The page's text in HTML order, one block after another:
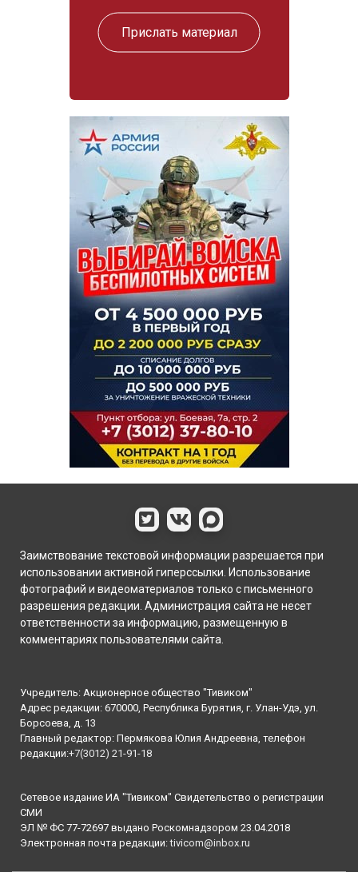
Прислать материал
Заимствование текстовой информации разрешается при
использовании активной гиперссылки. Использование
фотографий и видеоматериалов только с письменного
разрешения редакции. Администрация сайта не несет
ответственности за информацию, размещенную в
комментариях пользователями сайта.
Учредитель: Акционерное общество "Тивиком"
Адрес редакции: 670000, Республика Бурятия, г. Улан-Удэ, ул.
Борсоева, д. 13
Главный редактор: Пермякова Юлия Андреевна, телефон
редакции:+7(3012) 21-91-18
Сетевое издание ИА "Тивиком" Свидетельство о регистрации
СМИ
ЭЛ № ФС 77-72697 выдано Роскомнадзором 23.04.2018
Электронная почта редакции:tivicom@inbox.ru